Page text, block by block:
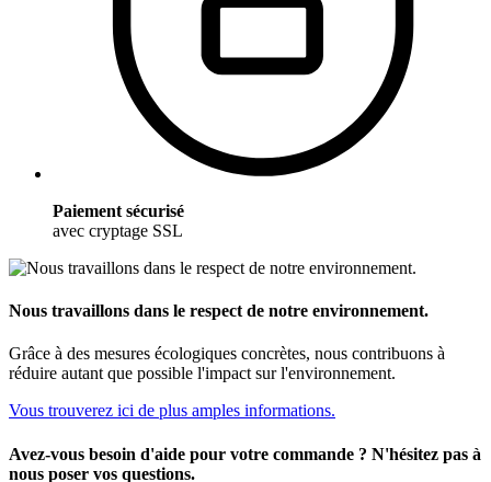
Paiement sécurisé
avec cryptage SSL
Nous travaillons dans le respect de notre environnement.
Grâce à des mesures écologiques concrètes, nous contribuons à
réduire autant que possible l'impact sur l'environnement.
Vous trouverez ici de plus amples informations.
Avez-vous besoin d'aide pour votre commande ? N'hésitez pas à
nous poser vos questions.